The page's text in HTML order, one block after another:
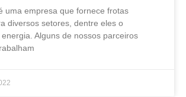
uma empresa que fornece frotas
diversos setores, dentre eles o
Alguns de nossos parceiros